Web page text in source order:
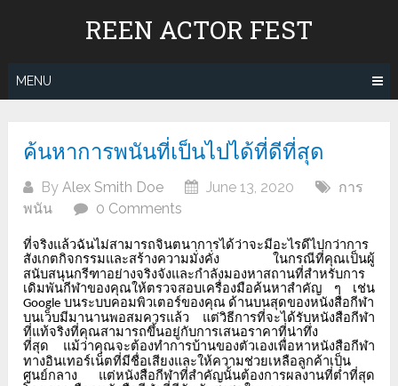
REEN ACTOR FEST
MENU
ค้นหาการพนันที่เป็นไปได้ที่ดีที่สุด
ByAlex Smith Doe June 13, 2020
การ
พนัน
0 Comments
ที่จริงแล้วฉันไม่สามารถจินตนาการได้ว่าจะมีอะไรดีไปกว่าการ
สังเกตกิจกรรมและสร้างความมั่งคั่ง
ในกรณีที่คุณเป็นผู้
สนับสนุนกรีฑาอย่างจริงจังและกำลังมองหาสถานที่สำหรับการ
เดิมพันกีฬาของคุณให้ตรวจสอบเครื่องมือค้นหาสำคัญ
ๆ เช่น
Google บนระบบคอมพิวเตอร์ของคุณ ด้านบนสุดของหนังสือกีฬา
บนเว็บมีมานานพอสมควรแล้ว
แต่วิธีการที่จะได้รับหนังสือกีฬา
ที่แท้จริงที่คุณสามารถขึ้นอยู่กับการเสนอราคาที่น่าทึ่ง
ที่สุด
แม้ว่าคุณจะต้องทำการบ้านของตัวเองเพื่อหาหนังสือกีฬา
ทางอินเทอร์เน็ตที่มีชื่อเสียงและให้ความช่วยเหลือลูกค้าเป็น
ศูนย์กลาง
แต่หนังสือกีฬาที่สำคัญนั้นต้องการผลงานที่ต่ำที่สุด